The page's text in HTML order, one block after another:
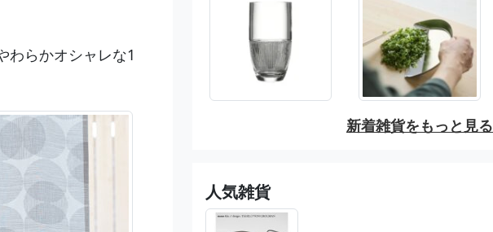
わらかオシャレな1
新着雑貨をもっと見る
人気雑貨